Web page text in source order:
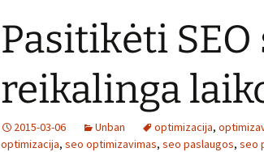
Pasitikėti
reikalinga
2015-03-06 Unban optimizacija,
optimizacija, seo optimizavimas, seo paslaugos, seo